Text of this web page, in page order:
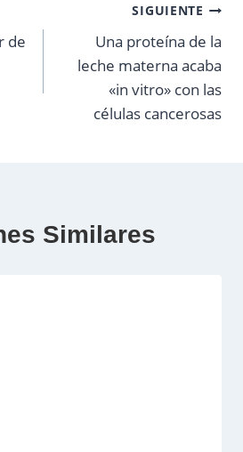
de
SIGUIENTE
Una proteína de la
leche materna acaba
«in vitro» con las
células cancerosas
Similares